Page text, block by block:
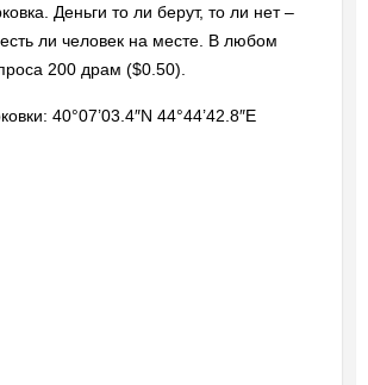
Деньги то ли берут, то ли нет –
есть ли человек на месте. В любом
200 драм ($0.50).
40°07’03.4″N 44°44’42.8″E